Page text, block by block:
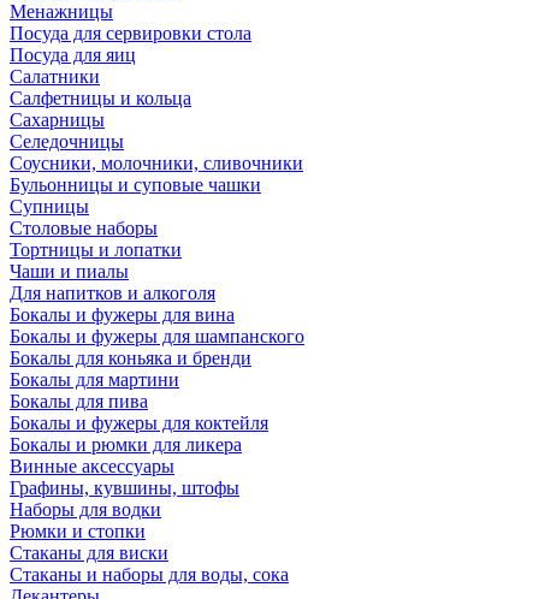
Менажницы
Посуда для сервировки стола
Посуда для яиц
Салатники
Салфетницы и кольца
Сахарницы
Селедочницы
Соусники, молочники, сливочники
Бульонницы и суповые чашки
Супницы
Столовые наборы
Тортницы и лопатки
Чаши и пиалы
Для напитков и алкоголя
Бокалы и фужеры для вина
Бокалы и фужеры для шампанского
Бокалы для коньяка и бренди
Бокалы для мартини
Бокалы для пива
Бокалы и фужеры для коктейля
Бокалы и рюмки для ликера
Винные аксессуары
Графины, кувшины, штофы
Наборы для водки
Рюмки и стопки
Стаканы для виски
Стаканы и наборы для воды, сока